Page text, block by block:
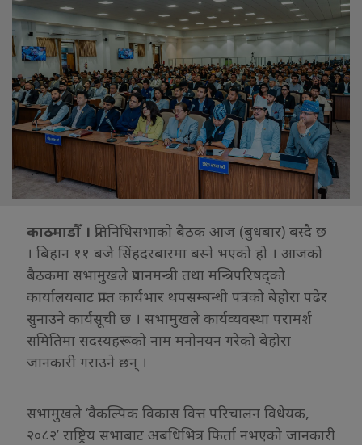
काठमाडौँ । प्रतिनिधिसभाको बैठक आज (बुधबार) बस्दै छ
। बिहान ११ बजे सिंहदरबारमा बस्ने भएको हो । आजको
बैठकमा सभामुखले प्रधानमन्त्री तथा मन्त्रिपरिषद्को
कार्यालयबाट प्राप्त कार्यभार थपसम्बन्धी पत्रको बेहोरा पढेर
सुनाउने कार्यसूची छ । सभामुखले कार्यव्यवस्था परामर्श
समितिमा सदस्यहरूको नाम मनोनयन गरेको बेहोरा
जानकारी गराउने छन् ।
सभामुखले ‘वैकल्पिक विकास वित्त परिचालन विधेयक,
२०८२’ राष्ट्रिय सभाबाट अबधिभित्र फिर्ता नभएको जानकारी